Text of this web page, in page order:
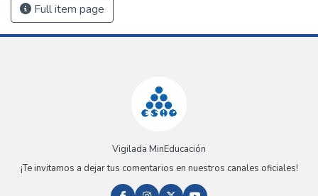
Full item page
Vigilada MinEducación
¡Te invitamos a dejar tus comentarios en nuestros canales oficiales!